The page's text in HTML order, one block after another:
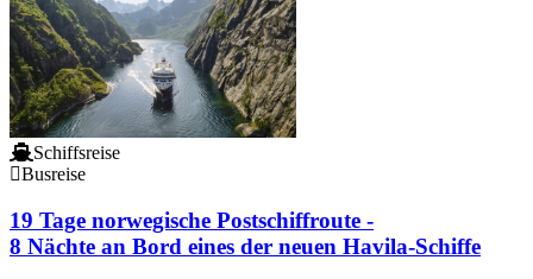
Schiffsreise
Busreise
19 Tage norwegische Postschiffroute -
8 Nächte an Bord eines der neuen Havila-Schiffe